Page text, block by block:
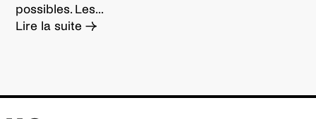
possibles. Les...
Lire la suite →